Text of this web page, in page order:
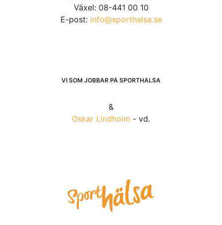
Växel: 08-441 00 10
E-post: info@sporthalsa.se
VI SOM JOBBAR PÅ SPORTHÄLSA
&
Oskar Lindholm - vd.